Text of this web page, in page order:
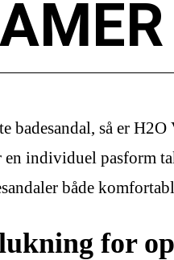
badesandal, så er
en individuel pasform
både
for